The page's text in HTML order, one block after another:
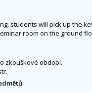
students will pick up the
room on the ground
zkouškové období.